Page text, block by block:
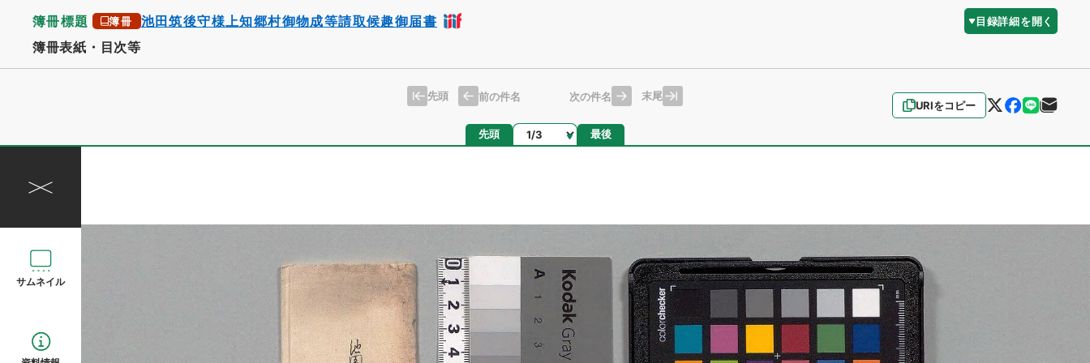
簿冊標題 簿冊 池田筑後守様上知郷村御物成等請取候趣御届書 目録詳細を開く
簿冊表紙・目次等
URIをコピー
先頭 前の件名 次の件名 末尾
先頭 ページ 最後
サムネイル